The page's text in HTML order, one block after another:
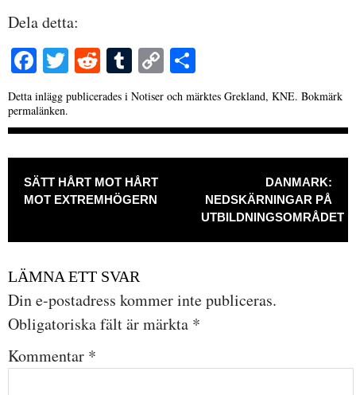
Dela detta:
Fa
ce
bo
ok
T
wi
tte
r
R
ed
di
t
T
u
m
bl
r
C
op
y
Li
nk
el
a
Detta inlägg publicerades i Notiser och märktes Grekland, KNE. Bokmärk
permalänken.
INLÄGGSNAVIGERING
SÄTT HÅRT MOT HÅRT
MOT EXTREMHÖGERN
DANMARK:
NEDSKÄRNINGAR PÅ
UTBILDNINGSOMRÅDET
LÄMNA ETT SVAR
Din e-postadress kommer inte publiceras.
Obligatoriska fält är märkta *
Kommentar *